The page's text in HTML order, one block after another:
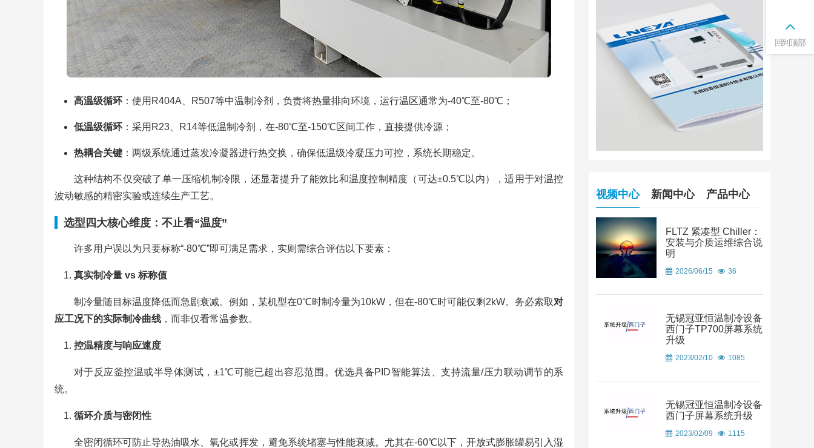
高温级循环：使用R404A、R507等中温制冷剂，负责将热量排向环境，运行温区通常为-40℃至-80℃；
低温级循环：采用R23、R14等低温制冷剂，在-80℃至-150℃区间工作，直接提供冷源；
热耦合关键：两级系统通过蒸发冷凝器进行热交换，确保低温级冷凝压力可控，系统长期稳定。
这种结构不仅突破了单一压缩机制冷限，还显著提升了能效比和温度控制精度（可达±0.5℃以内），适用于对温控
波动敏感的精密实验或连续生产工艺。
选型四大核心维度：不止看“温度”
许多用户误以为只要标称“-80℃”即可满足需求，实则需综合评估以下要素：
真实制冷量 vs 标称值
制冷量随目标温度降低而急剧衰减。例如，某机型在0℃时制冷量为10kW，但在-80℃时可能仅剩2kW。务必索取对
应工况下的实际制冷曲线，而非仅看常温参数。
控温精度与响应速度
对于反应釜控温或半导体测试，±1℃可能已超出容忍范围。优选具备PID智能算法、支持流量/压力联动调节的系
统。
循环介质与密闭性
全密闭循环可防止导热油吸水、氧化或挥发，避免系统堵塞与性能衰减。尤其在-60℃以下，开放式膨胀罐易引入湿
视频中心 新闻中心 产品中心
FLTZ 紧凑型 Chiller：
安装与介质运维综合说
明
2026/06/15 36
无锡冠亚恒温制冷设备
西门子TP700屏幕系统
升级
2023/02/10 1085
无锡冠亚恒温制冷设备
西门子屏幕系统升级
2023/02/09 1115
回到顶部